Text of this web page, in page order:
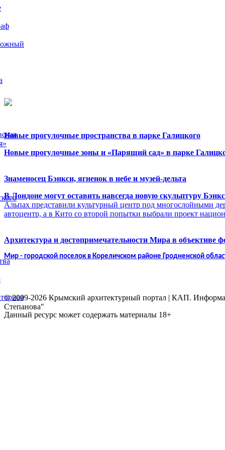
Новые прогулочные пространства в парке Галицкого
Новые прогулочные зоны и «Парящий сад» в парке
Знаменосец Бэнкси, ягненок в небе и музей-дельта
В Лондоне могут оставить навсегда новую скульптуру
Альпах представили культурный центр под многослойными
автоцентр, а в Кито со второй попытки выбрали проект
Архитектура и достопримечательности Мира в объективе
Мир - городской поселок в Кореличском районе Гродненской
© 2009-2026 Крымский архитектурный портал | КАП.
Степанова"
Данный ресурс может содержать материалы 18+